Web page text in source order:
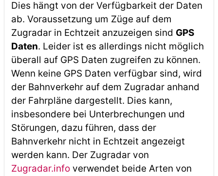
Dies hängt von der Verfügbarkeit der Daten
ab. Voraussetzung um Züge auf dem
Zugradar in Echtzeit anzuzeigen sind GPS
Daten. Leider ist es allerdings nicht möglich
überall auf GPS Daten zugreifen zu können.
Wenn keine GPS Daten verfügbar sind, wird
der Bahnverkehr auf dem Zugradar anhand
der Fahrpläne dargestellt. Dies kann,
insbesondere bei Unterbrechungen und
Störungen, dazu führen, dass der
Bahnverkehr nicht in Echtzeit angezeigt
werden kann. Der Zugradar von
Zugradar.infoverwendet beide Arten von